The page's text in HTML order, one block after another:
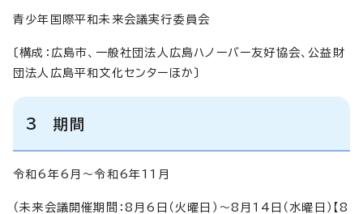
青少年国際平和未来会議実行委員会
〔構成：広島市、一般社団法人広島ハノーバー友好協会、公益財
団法人広島平和文化センターほか〕
3 期間
令和6年6月～令和6年11月
（未来会議開催期間：8月6日（火曜日）～8月14日（水曜日）【8